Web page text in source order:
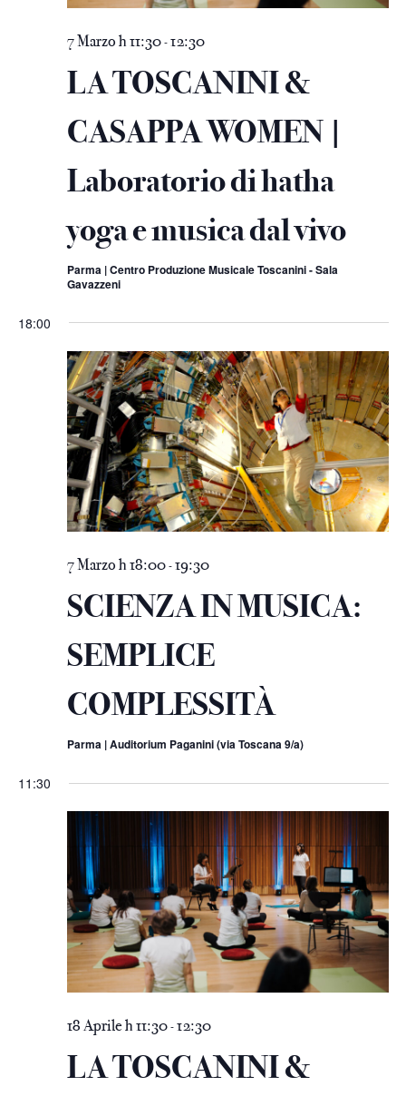
7 Marzo h 11:30-12:30
LA TOSCANINI &
CASAPPA WOMEN |
Laboratorio di hatha
yoga e musica dal vivo
Parma | Centro Produzione Musicale Toscanini - Sala
Gavazzeni
18:00
7 Marzo h 18:00-19:30
SCIENZA IN MUSICA:
SEMPLICE
COMPLESSITÀ
Parma | Auditorium Paganini (via Toscana 9/a)
11:30
18 Aprile h 11:30-12:30
LA TOSCANINI &